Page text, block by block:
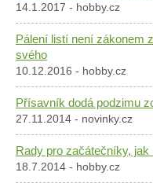
14.1.2017 - hobby.cz
Pálení listí není zákonem
svého
10.12.2016 - hobby.cz
Přísavník dodá podzimu
27.11.2014 - novinky.cz
Rady pro začátečníky,
18.7.2014 - hobby.cz